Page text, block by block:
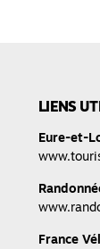
LIENS
Eure-et-
France